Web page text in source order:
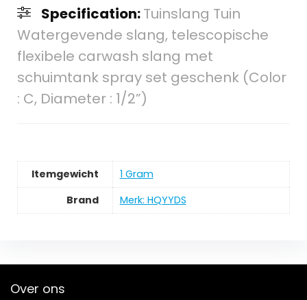
Specification:Tuinslang Tuin
Watergevende slang, telescopische
flexibele carwash slang met
schuimtank spray set geschenk (Color
: C, Diameter : 1/2”)
Itemgewicht
‎1 Gram
Brand
Merk: HQYYDS
Over ons